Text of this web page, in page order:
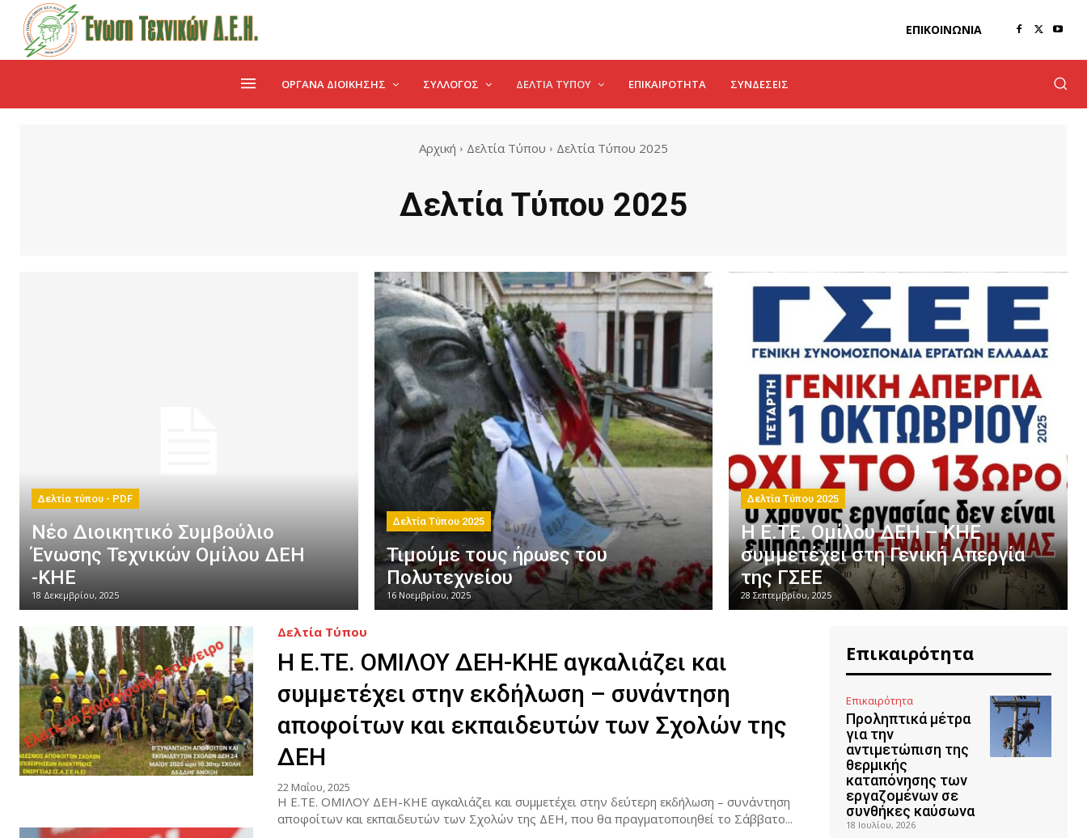
ΕΠΙΚΟΙΝΩΝΊΑ
ΌΡΓΑΝΑ ΔΙΟΊΚΗΣΗΣ ΣΥΛΛΟΓΟΣ ΔΕΛΤΊΑ ΤΎΠΟΥ ΕΠΙΚΑΙΡΌΤΗΤΑ ΣΥΝΔΈΣΕΙΣ
Αρχική Δελτία Τύπου Δελτία Τύπου 2025
Δελτία Τύπου 2025
Δελτία τύπου - PDF
Νέο Διοικητικό Συμβούλιο
Ένωσης Τεχνικών Ομίλου ΔΕΗ
-ΚΗΕ
18 Δεκεμβρίου, 2025
Δελτία Τύπου 2025
Τιμούμε τους ήρωες του
Πολυτεχνείου
16 Νοεμβρίου, 2025
Δελτία Τύπου 2025
Η Ε.ΤΕ. Ομίλου ΔΕΗ – ΚΗΕ
συμμετέχει στη Γενική Απεργία
της ΓΣΕΕ
28 Σεπτεμβρίου, 2025
Δελτία Τύπου
Η Ε.ΤΕ. ΟΜΙΛΟΥ ΔΕΗ-ΚΗΕ αγκαλιάζει και
συμμετέχει στην εκδήλωση – συνάντηση
αποφοίτων και εκπαιδευτών των Σχολών της
ΔΕΗ
22 Μαΐου, 2025
Η Ε.ΤΕ. ΟΜΙΛΟΥ ΔΕΗ-ΚΗΕ αγκαλιάζει και συμμετέχει στην δεύτερη εκδήλωση – συνάντηση
αποφοίτων και εκπαιδευτών των Σχολών της ΔΕΗ, που θα πραγματοποιηθεί το Σάββατο...
Επικαιρότητα
Επικαιρότητα
Προληπτικά μέτρα
για την
αντιμετώπιση της
θερμικής
καταπόνησης των
εργαζομένων σε
συνθήκες καύσωνα
18 Ιουλίου, 2026